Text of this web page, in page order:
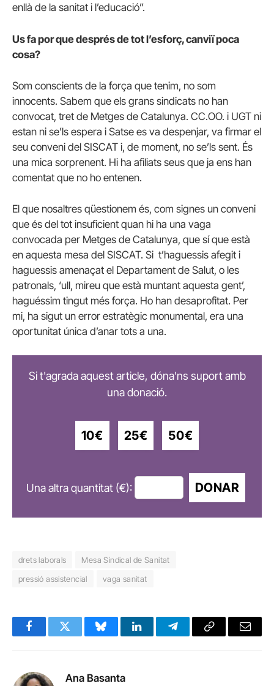
enllà de la sanitat i l’educació”.
Us fa por que després de tot l’esforç, canviï poca
cosa?
Som conscients de la força que tenim, no som
innocents. Sabem que els grans sindicats no han
convocat, tret de Metges de Catalunya. CC.OO. i UGT ni
estan ni se’ls espera i Satse es va despenjar, va firmar el
seu conveni del SISCAT i, de moment, no se’ls sent. És
una mica sorprenent. Hi ha afiliats seus que ja ens han
comentat que no ho entenen.
El que nosaltres qüestionem és, com signes un conveni
que és del tot insuficient quan hi ha una vaga
convocada per Metges de Catalunya, que sí que està
en aquesta mesa del SISCAT. Si t’haguessis afegit i
haguessis amenaçat el Departament de Salut, o les
patronals, ‘ull, mireu que està muntant aquesta gent’,
haguéssim tingut més força. Ho han desaprofitat. Per
mi, ha sigut un error estratègic monumental, era una
oportunitat única d’anar tots a una.
Si t'agrada aquest article, dóna'ns suport amb
una donació.
10€ 25€ 50€
Una altra quantitat (€): DONAR
drets laborals
Mesa Sindical de Sanitat
pressió assistencial
vaga sanitat
FacebookTwitter BlueskyLinkedInTelegramCopy
Email
Ana Basanta